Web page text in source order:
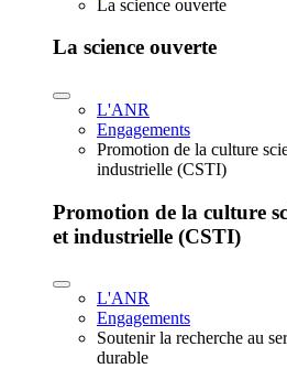
La science ouverte
La science ouverte
L'ANR
Engagements
Promotion de la culture
industrielle (CSTI)
Promotion de la culture
et industrielle (CSTI)
L'ANR
Engagements
Soutenir la recherche au
durable